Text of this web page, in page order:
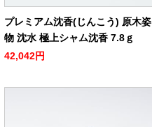
プレミアム沈香(じんこう) 原木姿
物 沈水 極上シャム沈香 7.8ｇ
42,042円